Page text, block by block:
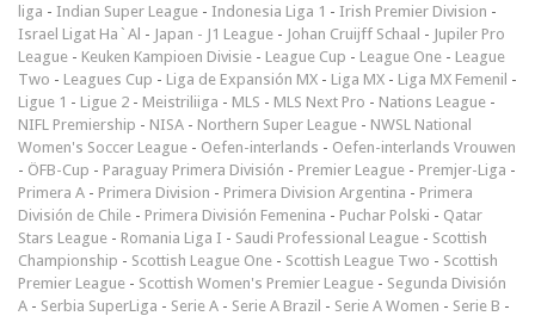
liga - Indian Super League - Indonesia Liga 1 - Irish Premier Division -
Israel Ligat Ha`Al - Japan - J1 League - Johan Cruijff Schaal - Jupiler Pro
League - Keuken Kampioen Divisie - League Cup - League One - League
Two - Leagues Cup - Liga de Expansión MX - Liga MX - Liga MX Femenil -
Ligue 1 - Ligue 2 - Meistriliiga - MLS - MLS Next Pro - Nations League -
NIFL Premiership - NISA - Northern Super League - NWSL National
Women's Soccer League - Oefen-interlands - Oefen-interlands Vrouwen
- ÖFB-Cup - Paraguay Primera División - Premier League - Premjer-Liga -
Primera A - Primera Division - Primera Division Argentina - Primera
División de Chile - Primera División Femenina - Puchar Polski - Qatar
Stars League - Romania Liga I - Saudi Professional League - Scottish
Championship - Scottish League One - Scottish League Two - Scottish
Premier League - Scottish Women's Premier League - Segunda División
A - Serbia SuperLiga - Serie A - Serie A Brazil - Serie A Women - Serie B -